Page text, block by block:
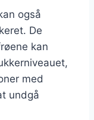
også
De
kan
med
undgå